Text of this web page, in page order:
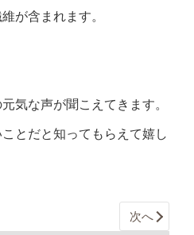
が含まれます。
気な声が聞こえてきます。
とだと知ってもらえて嬉し
次へ